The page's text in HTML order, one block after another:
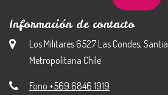
Información de contacto
Los Militares 6527 Las Condes,
Metropolitana Chile
Fono +569 6846 1919